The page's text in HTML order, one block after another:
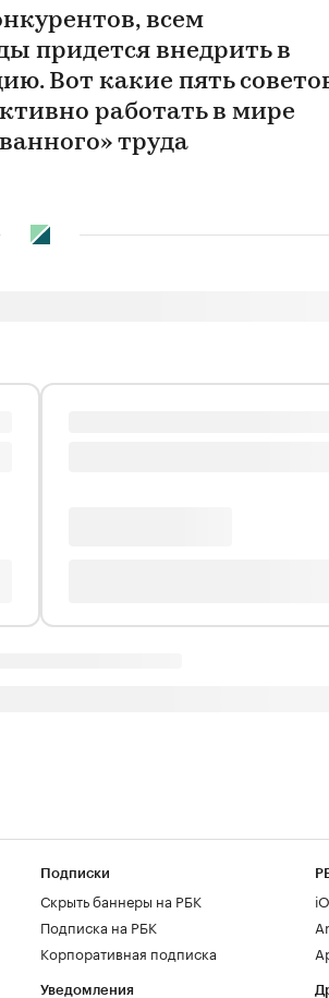
всем
придется внедрить в
Вот какие пять
работать в мире
труда
Подписки
Скрыть баннеры на РБК
Подписка на РБК
Корпоративная подписка
Уведомления